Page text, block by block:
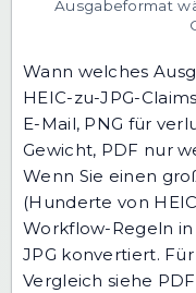
Ausgabeformat
Wann welches
HEIC-zu-JPG-
E-Mail, PNG für
Gewicht, PDF nur
Wenn Sie einen
(Hunderte von
Workflow-Regeln in
JPG konvertiert.
Vergleich siehe